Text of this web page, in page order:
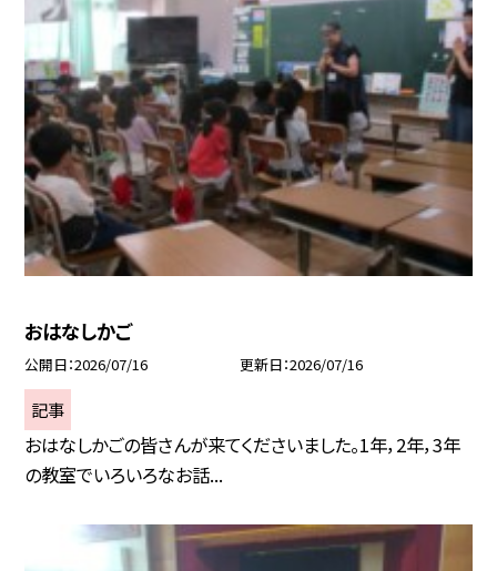
おはなしかご
公開日 2026/07/16 更新日 2026/07/16
記事
おはなしかごの皆さんが来てくださいました。1年，2年，3年
の教室でいろいろなお話...